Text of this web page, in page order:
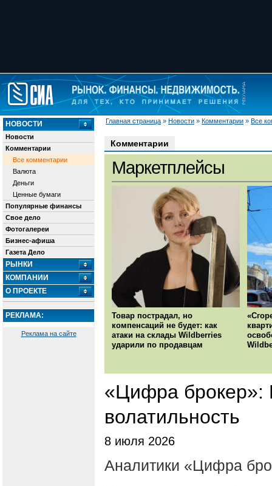
Главная страница » Новости » Комментарии » Все
НОВОСТИ
Новости
Комментарии
Все комментарии
Валюта
Деньги
Ценные бумаги
Популярные финансы
Свое дело
Фотогалереи
Бизнес-афиша
Газета Дело
РЫНКИ
КОМПАНИИ
О ПРОЕКТЕ
РЕКЛАМА:
Реклама на сайте
Комментарии
Маркетплейсы
Товар пострадал, но
компенсаций не будет: как
атаки на склады Wildberries
ударили по продавцам
«Цифра
волатильность
8 июля 2026
Аналитики «Цифра